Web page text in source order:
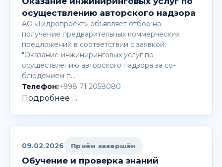
осуществлению авторского надзора
АО «Гидропроект» объявляет отбор на
получение предварительных коммерческих
предложений в соответствии с заявкой:
"Оказание инжиниринговых услуг по
осуществлению авторского надзора за со-
блюдением п…
Телефон:+998 71 2058080
Подробнее →
09.02.2026 Приём завершён
Обучение и проверка знаний